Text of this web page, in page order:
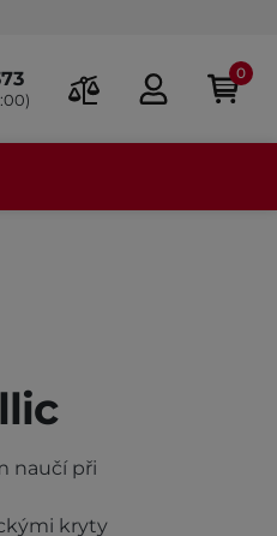
0
naučí při
kryty